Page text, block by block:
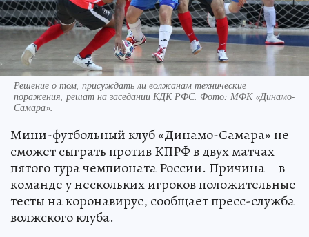
Решение о том, присуждать ли волжанам технические
поражения, решат на заседании КДК РФС. Фото: МФК «Динамо-
Самара».
Мини-футбольный клуб «Динамо-Самара» не
сможет сыграть против КПРФ в двух матчах
пятого тура чемпионата России. Причина – в
команде у нескольких игроков положительные
тесты на коронавирус, сообщает пресс-служба
волжского клуба.